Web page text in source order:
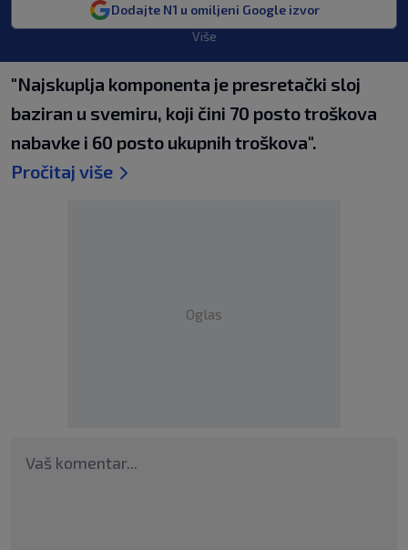
Dodajte N1 u omiljeni Google izvor
Više
"Najskuplja komponenta je presretački sloj
baziran u svemiru, koji čini 70 posto troškova
nabavke i 60 posto ukupnih troškova".
Pročitaj više
Oglas